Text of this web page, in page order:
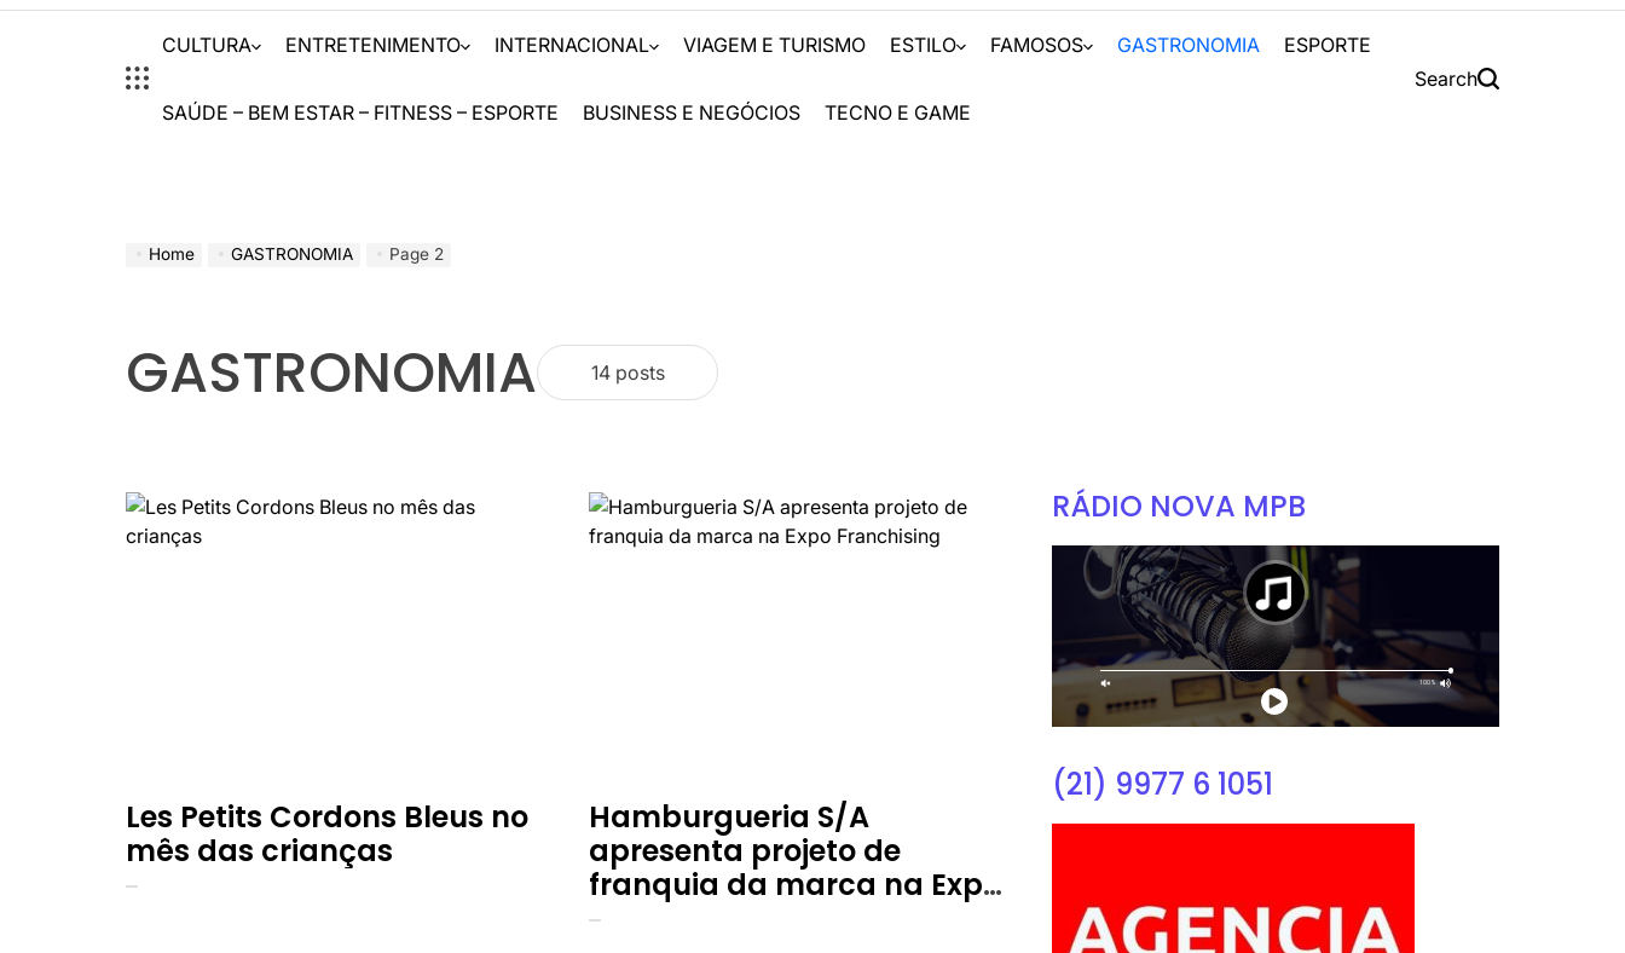
CULTURA ENTRETENIMENTO INTERNACIONAL VIAGEM E TURISMO ESTILO FAMOSOS GASTRONOMIA ESPORTE
SAÚDE – BEM ESTAR – FITNESS – ESPORTE BUSINESS E NEGÓCIOS TECNO E GAME
Search
Home GASTRONOMIA Page 2
GASTRONOMIA 14 posts
Les Petits Cordons Bleus no
mês das crianças
Hamburgueria S/A
apresenta projeto de
franquia da marca na Expo
Franchising
RÁDIO NOVA MPB
(21) 9977 6 1051